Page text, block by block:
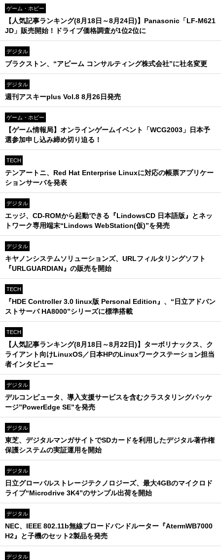
ゲーム・ホビー
【人気記事ランキング(8月18日～8月24日)】Panasonic「LF-M621
JD」販売開始！ドライブ価格調査が1位2位に
デジタル
ブラクストン、“アビーム コンサルティング株式会社”に社名変更
デジタル
週刊アスキーplus Vol.8 8月26日発売
ゲーム・ホビー
【ゲーム情報局】オンラインゲームイベント「WCG2003」日本予
選参加申し込み締め切り迫る！
TECH
テンアートニ、Red Hat Enterprise Linuxに対応の帳票アプリケー
ションサーバを発表
デジタル
エッジ、CD-ROMから起動できる『LindowsCD 日本語版』とネッ
トワーク専用端末“Lindows WebStation(仮)”を発売
デジタル
キヤノンシステムソリューションズ、URLフィルタリングソフト
『URLGUARDIAN』の販売を開始
TECH
『HDE Controller 3.0 linux版 Personal Edition』、“日立アドバン
ストサーバ HA8000”シリーズに標準搭載
TECH
【人気記事ランキング(8月18日～8月22日)】ターボリナックス、ク
ライアント向けLinuxOS／日本HPのLinuxワークステーション担当
者インタビュー
デジタル
デルコンピュータ、導入支援サービスを含むクラスタリングパッケ
ージ”PowerEdge SE”を発売
デジタル
東芝、デジタルマンガサイトでSDカードを利用したデジタル著作権
保護システムの実証運用を開始
デジタル
日立グローバルストレージテクノロジーズ、最大4GBのマイクロド
ライブ“Microdrive 3K4”のサンプル出荷を開始
デジタル
NEC、IEEE 802.11b無線ブロードバンドルーター『AtermWB7000
H2』と子機のセット2製品を発売
デジタル